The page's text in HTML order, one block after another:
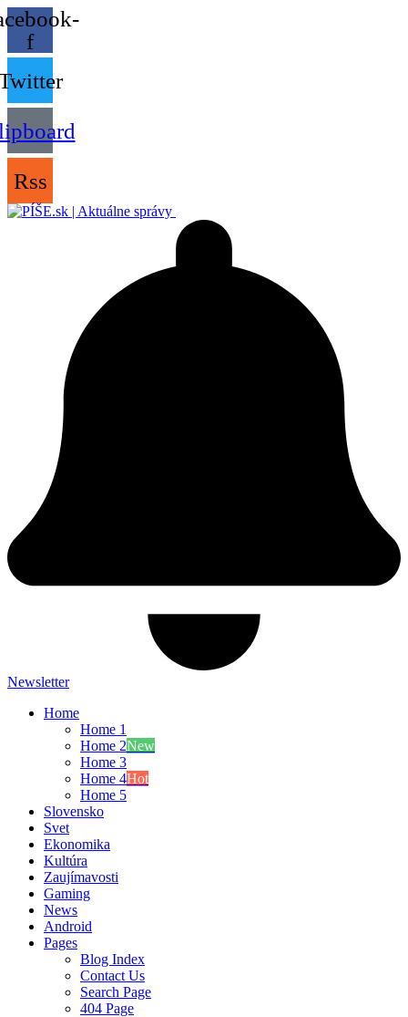
f
Rss
Newsletter
Home
Home 1
Home 2New
Home 3
Home 4Hot
Home 5
Slovensko
Svet
Ekonomika
Kultúra
Zaujímavosti
Gaming
News
Android
Pages
Blog Index
Contact Us
Search Page
404 Page